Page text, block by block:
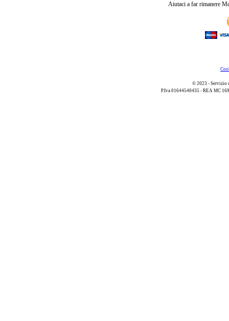
Aiutaci a far rimanere
© 2023 - Servizio
P.Iva 01644540435 - REA MC